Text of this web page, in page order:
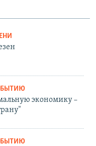
экономику –